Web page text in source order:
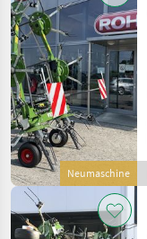
Neumaschine